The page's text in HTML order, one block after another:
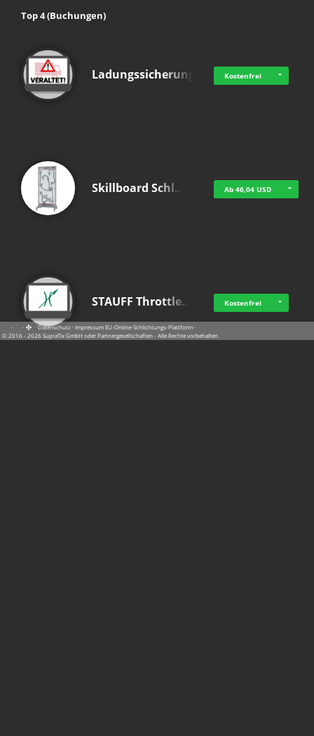
Top 4 (Buchungen)
Ladungssicherung Kostenfrei
Skillboard Schl… Ab 46,04 USD
STAUFF Throttle… Kostenfrei
· · ·Datenschutz·Impressum EU-Online-Schlichtungs-Plattform·
© 2016 - 2026 SupraTix GmbH oder Partnergesellschaften - Alle Rechte vorbehalten.